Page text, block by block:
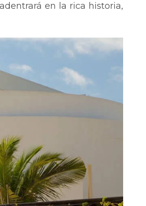
en la rica historia,